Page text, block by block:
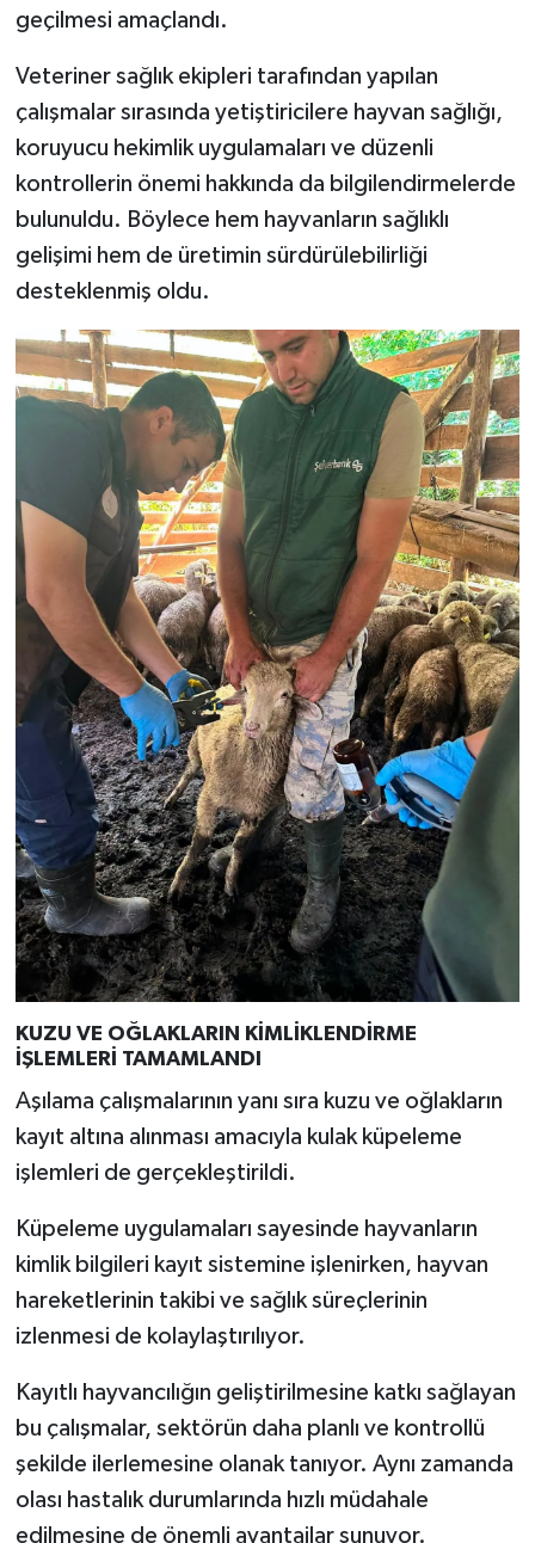
geçilmesi amaçlandı.
Veteriner sağlık ekipleri tarafından yapılan
çalışmalar sırasında yetiştiricilere hayvan sağlığı,
koruyucu hekimlik uygulamaları ve düzenli
kontrollerin önemi hakkında da bilgilendirmelerde
bulunuldu. Böylece hem hayvanların sağlıklı
gelişimi hem de üretimin sürdürülebilirliği
desteklenmiş oldu.
KUZU VE OĞLAKLARIN KİMLİKLENDİRME
İŞLEMLERİ TAMAMLANDI
Aşılama çalışmalarının yanı sıra kuzu ve oğlakların
kayıt altına alınması amacıyla kulak küpeleme
işlemleri de gerçekleştirildi.
Küpeleme uygulamaları sayesinde hayvanların
kimlik bilgileri kayıt sistemine işlenirken, hayvan
hareketlerinin takibi ve sağlık süreçlerinin
izlenmesi de kolaylaştırılıyor.
Kayıtlı hayvancılığın geliştirilmesine katkı sağlayan
bu çalışmalar, sektörün daha planlı ve kontrollü
şekilde ilerlemesine olanak tanıyor. Aynı zamanda
olası hastalık durumlarında hızlı müdahale
edilmesine de önemli avantajlar sunuyor.
Video Galeri
Yaşam
Yemek Tarifleri